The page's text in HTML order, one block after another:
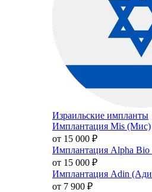
Израильские импланты
Имплантация Mis (Мис)
от 15 000 ₽
Имплантация Alpha
от 15 000 ₽
Имплантация Adin
от 7 900 ₽